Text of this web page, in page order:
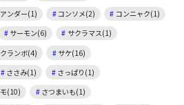
ンダー(1) コンソメ(2)
コンニャク(1)
サーモン(6)
サクラマス(1)
ランボ(4)
サケ(16)
ささみ(1)
さっぱり(1)
(10)
さつまいも(1)